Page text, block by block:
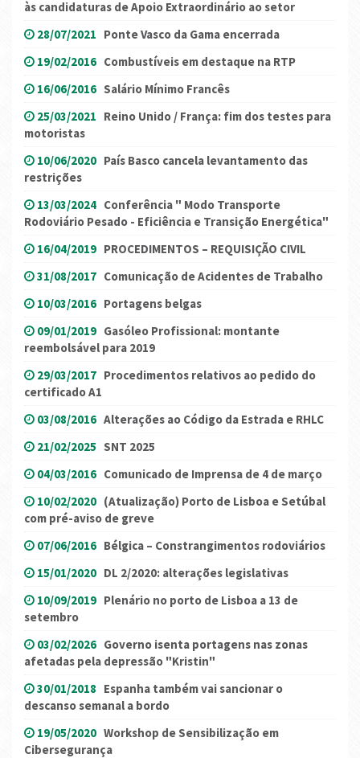
às candidaturas de Apoio Extraordinário ao setor
28/07/2021 Ponte Vasco da Gama encerrada
19/02/2016 Combustíveis em destaque na RTP
16/06/2016 Salário Mínimo Francês
25/03/2021 Reino Unido / França: fim dos testes para
motoristas
10/06/2020 País Basco cancela levantamento das
restrições
13/03/2024 Conferência " Modo Transporte
Rodoviário Pesado - Eficiência e Transição Energética"
16/04/2019 PROCEDIMENTOS – REQUISIÇÃO CIVIL
31/08/2017 Comunicação de Acidentes de Trabalho
10/03/2016 Portagens belgas
09/01/2019 Gasóleo Profissional: montante
reembolsável para 2019
29/03/2017 Procedimentos relativos ao pedido do
certificado A1
03/08/2016 Alterações ao Código da Estrada e RHLC
21/02/2025 SNT 2025
04/03/2016 Comunicado de Imprensa de 4 de março
10/02/2020 (Atualização) Porto de Lisboa e Setúbal
com pré-aviso de greve
07/06/2016 Bélgica – Constrangimentos rodoviários
15/01/2020 DL 2/2020: alterações legislativas
10/09/2019 Plenário no porto de Lisboa a 13 de
setembro
03/02/2026 Governo isenta portagens nas zonas
afetadas pela depressão "Kristin"
30/01/2018 Espanha também vai sancionar o
descanso semanal a bordo
19/05/2020 Workshop de Sensibilização em
Cibersegurança